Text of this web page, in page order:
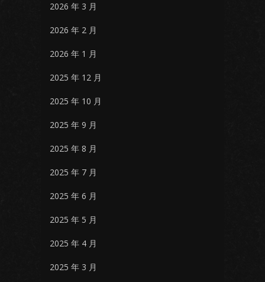
2026 年 3 月
2026 年 2 月
2026 年 1 月
2025 年 12 月
2025 年 10 月
2025 年 9 月
2025 年 8 月
2025 年 7 月
2025 年 6 月
2025 年 5 月
2025 年 4 月
2025 年 3 月